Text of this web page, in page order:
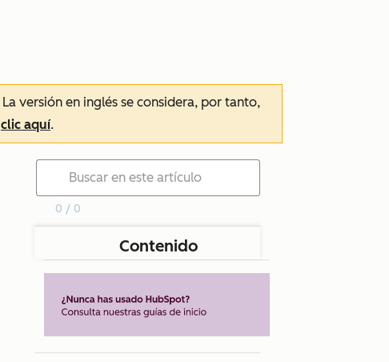
La versión en inglés se considera, por tanto,
clic aquí.
0 / 0
Contenido